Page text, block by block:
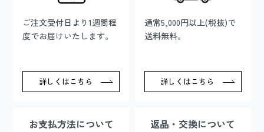
ご注文受付日より1週間程
度でお届けいたします。
詳しくはこちら
通常5,000円以上(税抜)で
送料無料。
詳しくはこちら
お支払方法について 返品・交換について